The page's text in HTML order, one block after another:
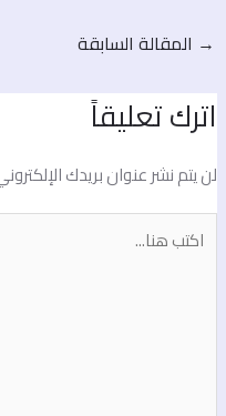
→المقالة السابقة
تعليقاً
يتم نشر عنوان بريدك الإلكتروني.